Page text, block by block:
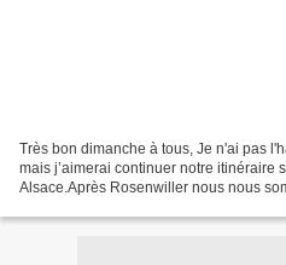
Très bon dimanche à tous, Je n'ai pas
mais j’aimerai continuer notre itinéraire
Alsace.Après Rosenwiller nous nous